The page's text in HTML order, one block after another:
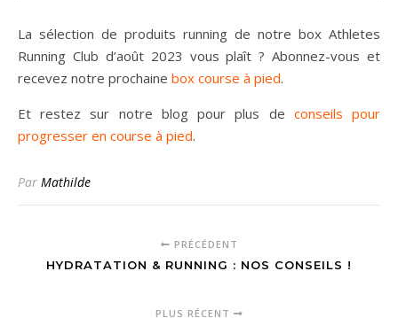
La sélection de produits running de notre box Athletes
Running Club d’août 2023 vous plaît ? Abonnez-vous et
recevez notre prochaine box course à pied.
Et restez sur notre blog pour plus de conseils pour
progresser en course à pied.
Par Mathilde
PRÉCÉDENT
HYDRATATION & RUNNING : NOS CONSEILS !
PLUS RÉCENT